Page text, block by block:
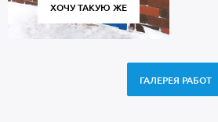
ХОЧУ ТАКУЮ ЖЕ
ГАЛЕРЕЯ РАБОТ